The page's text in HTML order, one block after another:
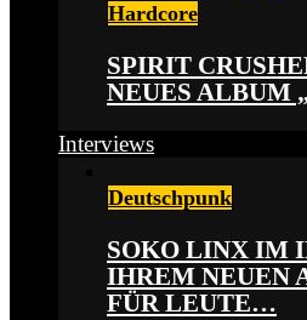
Hardcore
SPIRIT
NEUES ALBUM
Interviews
Deutschpunk
SOKO LINX IM
IHREM NEUEN
FÜR LEUTE…